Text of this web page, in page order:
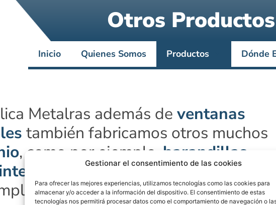
Gestionar el consentimiento de las cookies
Para ofrecer las mejores experiencias, utilizamos tecnologías como las cookies para
almacenar y/o acceder a la información del dispositivo. El consentimiento de estas
tecnologías nos permitirá procesar datos como el comportamiento de navegación o
Otros
Inicio Quienes Somos Productos Dónde
Metalras además de ventanas
también fabricamos otros muchos
, como por ejemplo, barandillas
para ventanas practicables.
variedad de modelos y colores.